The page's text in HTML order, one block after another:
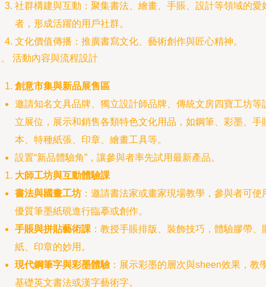
社群構建與互動：聚集書法、繪畫、手賬、設計等領域的愛
者，形成活躍的用戶社群。
文化價值傳播：推廣書寫文化、藝術創作與匠心精神。
活動內容與流程設計
創意市集與新品展售區
邀請知名文具品牌、獨立設計師品牌、傳統文房四寶工坊等
立展位，展示和銷售各類特色文化用品，如鋼筆、彩墨、手
本、特種紙張、印章、繪畫工具等。
設置“新品體驗角”，讓參與者率先試用最新產品。
大師工坊與互動體驗課
書法與國畫工坊 ：邀請書法家或畫家現場教學，參與者可使
優質筆墨紙硯進行臨摹或創作。
手賬與拼貼藝術課 ：教授手賬排版、裝飾技巧，體驗膠帶、
紙、印章的妙用。
現代鋼筆字與彩墨體驗：展示彩墨的層次與sheen效果，教
基礎英文書法或漢字藝術字。